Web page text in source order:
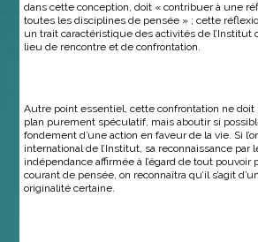
dans cette conception, doit « contribuer à une
toutes les disciplines de pensée » ; cette
un trait caractéristique des activités de l’Institut
lieu de rencontre et de confrontation.
Autre point essentiel, cette confrontation ne
plan purement spéculatif, mais aboutir si
fondement d’une action en faveur de la vie. Si
international de l’Institut, sa reconnaissance par
indépendance affirmée à l’égard de tout
courant de pensée, on reconnaîtra qu’il s’agit
originalité certaine.